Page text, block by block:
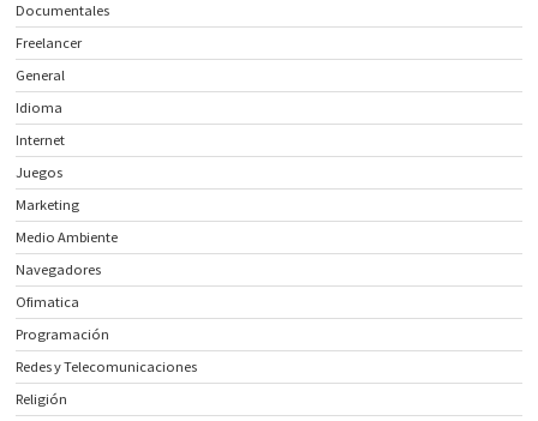
Documentales
Freelancer
General
Idioma
Internet
Juegos
Marketing
Medio Ambiente
Navegadores
Ofimatica
Programación
Redes y Telecomunicaciones
Religión